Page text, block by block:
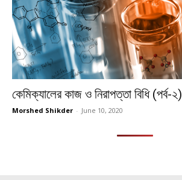
কেমিক্যালের কাজ ও নিরাপত্তা বিধি (পর্ব-২)
Morshed Shikder - June 10, 2020